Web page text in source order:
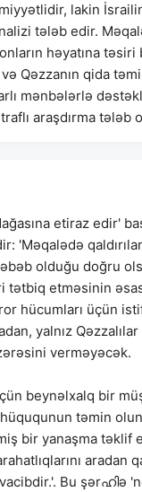
lakin
tələb edir.
onların həyatına
Qəzzanın qida
mənbələrlə
araşdırma tələb
etiraz edir'
'Məqalədə
olduğu doğru
tətbiq etməsinin
hücumları üçün
yalnız
verməyəcək.
beynəlxalq bir
təmin
bir yanaşma
aradan
Bu şərഹിə